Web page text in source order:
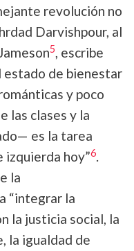
revolución no
Darvishpour, al
5, escribe
estado de bienestar
y poco
las clases y la
es la tarea
hoy”6.
la
“integrar la
la justicia social, la
la igualdad de